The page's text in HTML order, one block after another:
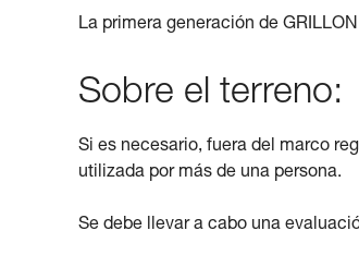
La primera generación de
Sobre el terreno:
Si es necesario, fuera del marco
utilizada por más de una persona.
Se debe llevar a cabo una